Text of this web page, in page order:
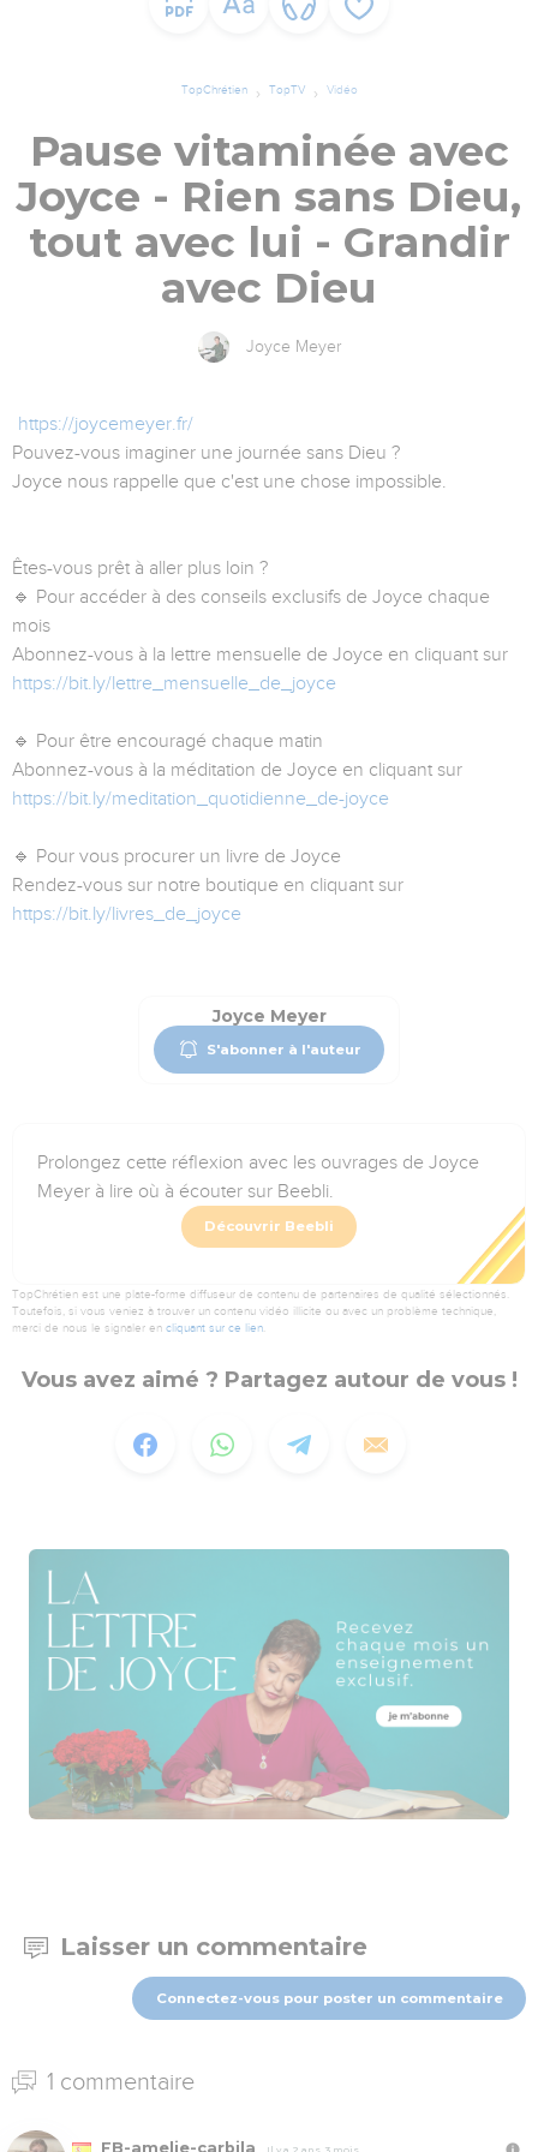
TopChrétien TopTV Vidéo
Pause vitaminée avec
Joyce - Rien sans Dieu,
tout avec lui - Grandir
avec Dieu
Joyce Meyer
https://joycemeyer.fr/
Pouvez-vous imaginer une journée sans Dieu ?
Joyce nous rappelle que c'est une chose impossible.
Êtes-vous prêt à aller plus loin ?
🔹 Pour accéder à des conseils exclusifs de Joyce chaque
mois
Abonnez-vous à la lettre mensuelle de Joyce en cliquant sur
https://bit.ly/lettre_mensuelle_de_joyce
🔹 Pour être encouragé chaque matin
Abonnez-vous à la méditation de Joyce en cliquant sur
https://bit.ly/meditation_quotidienne_de-joyce
🔹 Pour vous procurer un livre de Joyce
Rendez-vous sur notre boutique en cliquant sur
https://bit.ly/livres_de_joyce
Joyce Meyer
S'abonner à l'auteur
Prolongez cette réflexion avec les ouvrages de Joyce
Meyer à lire où à écouter sur Beebli.
Découvrir Beebli
TopChrétien est une plate-forme diffuseur de contenu de partenaires de qualité sélectionnés.
Toutefois, si vous veniez à trouver un contenu vidéo illicite ou avec un problème technique,
merci de nous le signaler en cliquant sur ce lien.
Vous avez aimé ? Partagez autour de vous !
Laisser un commentaire
Connectez-vous pour poster un commentaire
1 commentaire
FB-amelie-carbila Il y a 2 ans, 3 mois